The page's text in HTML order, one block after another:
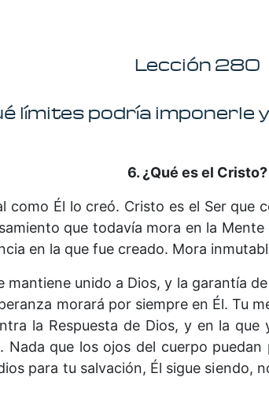
Lección 280
límites podría imponerle
6. ¿Qué esel Cristo?
como Él lo creó. Cristo es el Ser
que todavía mora en la
en la que fue creado. Mora
mantiene unido a Dios, y la garantía
morará por siempre en Él. Tu
la Respuesta de Dios, y en la
Nada que los ojos del cuerpo
para tu salvación, Él sigue siendo,